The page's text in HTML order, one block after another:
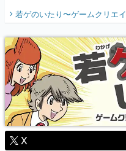
開く
『少
り】
若ゲのいたり〜ゲームクリエ
X